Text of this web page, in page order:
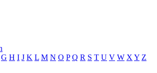
G H I J K L M N O P Q R S T U V W X Y Z